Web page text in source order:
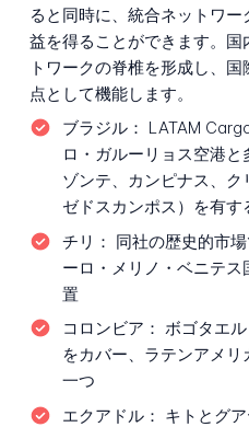
ると同時に、統合ネットワ
益を得ることができます。
トワークの脊椎を形成し、
点として機能します。
ブラジル： LATAM
ロ・ガルーリョス空港
ゾンテ、カンピナス、
ゼドスカンポス）を有す
チリ： 同社の歴史的市
ーロ・メリノ・ベニテ
置
コロンビア： ボゴタエ
をカバー、ラテンアメ
一つ
エクアドル： キトとグ